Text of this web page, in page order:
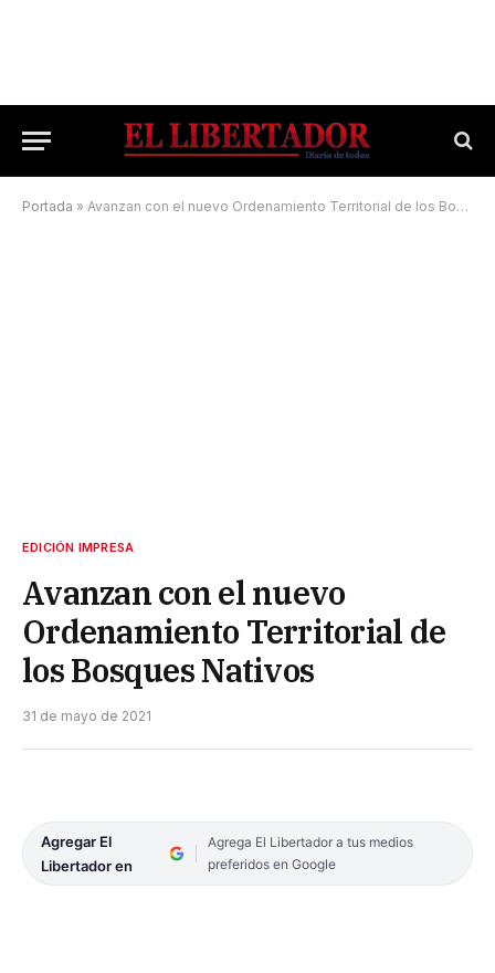
Portada » Avanzan con el nuevo Ordenamiento Territorial de los Bosques Nativos
EDICIÓN IMPRESA
Avanzan con el nuevo
Ordenamiento Territorial de
los Bosques Nativos
31 de mayo de 2021
Agregar El
Libertador en
Agrega El Libertador a tus medios
preferidos en Google